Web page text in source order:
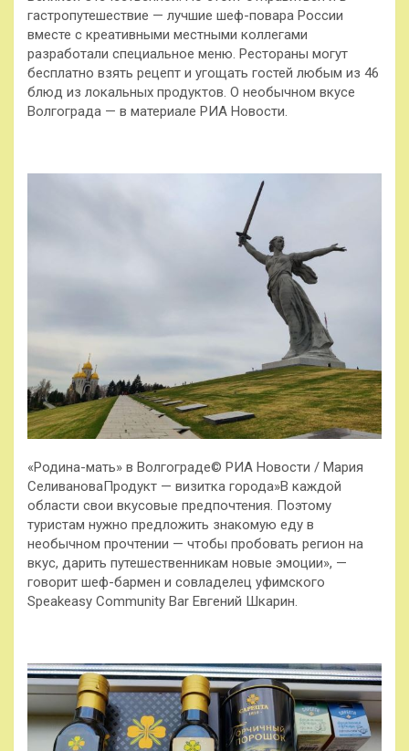
гастропутешествие — лучшие шеф-повара России
вместе с креативными местными коллегами
разработали специальное меню. Рестораны могут
бесплатно взять рецепт и угощать гостей любым из 46
блюд из локальных продуктов. О необычном вкусе
Волгограда — в материале РИА Новости.
«Родина-мать» в Волгограде© РИА Новости / Мария
СеливановаПродукт — визитка города»В каждой
области свои вкусовые предпочтения. Поэтому
туристам нужно предложить знакомую еду в
необычном прочтении — чтобы пробовать регион на
вкус, дарить путешественникам новые эмоции», —
говорит шеф-бармен и совладелец уфимского
Speakeasy Community Bar Евгений Шкарин.